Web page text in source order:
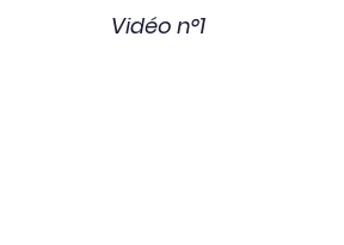
Vidéo n°1